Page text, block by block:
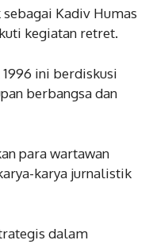
Kadiv Humas
kegiatan retret.
ini berdiskusi
berbangsa dan
para wartawan
karya jurnalistik
dalam